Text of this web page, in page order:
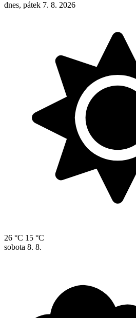
dnes, pátek 7. 8. 2026
26 °C 15 °C
sobota 8. 8.